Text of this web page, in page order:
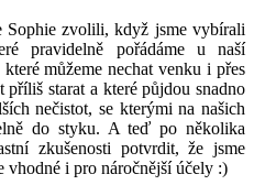
Sophie zvolili, když jsme vybírali
pravidelně pořádáme u naší
můžeme nechat venku i přes
příliš starat a které půjdou snadno
nečistot, se kterými na našich
do styku. A teď po několika
zkušenosti potvrdit, že jsme
vhodné i pro náročnější účely :)